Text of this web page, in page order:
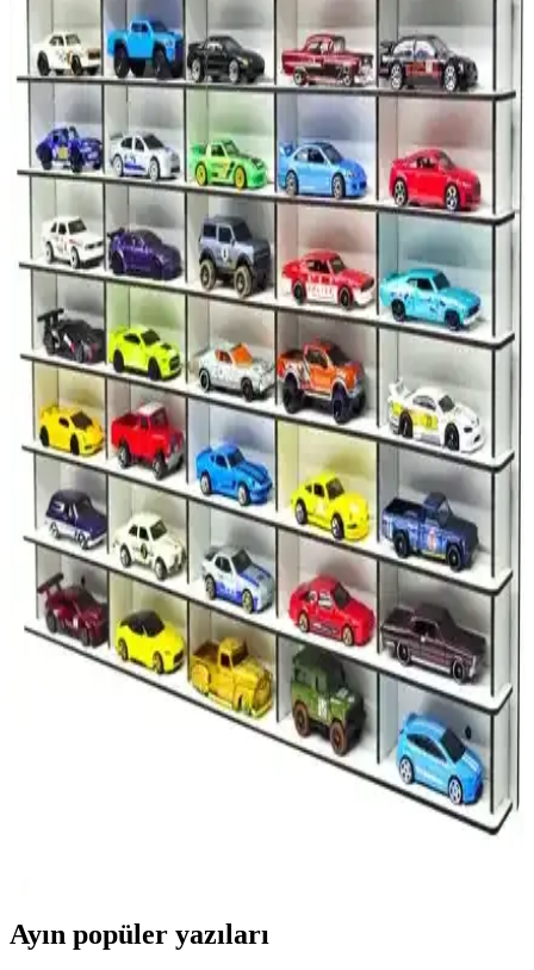
Kişiye Özel Araba Anahtarlıkları: Tasarım ve
Fonksiyonellik ile Şıklık Yaratın
Kişiye özel araba anahtarlıkları, şıklık ve fonksiyonelliği bir arada
sunar. Farklı malzeme ve tasarım seçenekleriyle kişisel tarzınıza
uygun, anlamlı ve pratik aksesuarlar. Günlük kullanım ve hediye
alternatifleriyle öne çıkar.
Bel Destek Yastıkları Karşılaştırması: Arnee ve
Viscomina Ürünlerinin Özellikleri ve Kullanıcı
Yorumları
Arnee ve Viscomina bel yastıkları, farklı malzeme ve tasarımlarla bel
ağrılarını hafifletir, ergonomik destek sağlar. Kullanıcı yorumları ve
özellikleriyle en iyi seçeneği belirleyin.
Bissell Spotclean Autopro Select: Güçlü ve Pratik Ev
ve Araç Temizleme Cihazı
Bissell Spotclean Autopro Select, güçlü motoru ve hijyenik
haznesiyle ev ve araç içi yüzeylerde etkili temizlik sağlar, zaman
kazandırır ve profesyonel sonuçlar sunar.
Hobi Araba Rafları Karşılaştırması: Woodbu ve
Good Sign Modellerinin Özellikleri
İki popüler hobi araba rafını detaylı karşılaştırıyoruz. Woodbu'nun
dayanıklı MDF yapısı ve kolay montajı ile Good Sign'in pleksi
kapaklı modern tasarımı arasındaki farkları öğrenin.
Woodbu 1/64 Hobi Araba Rafı Beyaz: Modern ve
Woodbu 1/64 Hobi Araba Rafı, hafif ve dayanıklı MDF
malzemeden yapılmış, kolay montajlı, şık ve fonksiyonel bir
Ayın popüler yazıları